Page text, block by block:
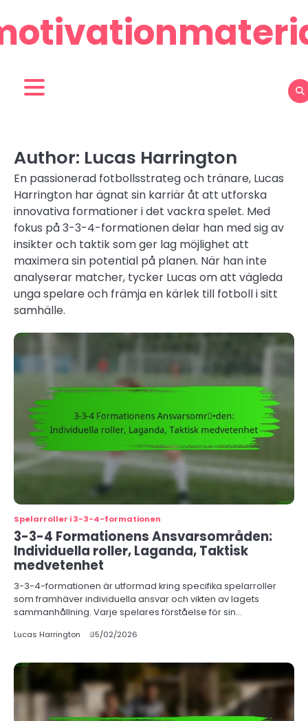
to
content
Author: Lucas Harrington
En passionerad fotbollsstrateg och tränare, Lucas
Harrington har ägnat sin karriär åt att utforska
innovativa formationer i det vackra spelet. Med
fokus på 3-3-4-formationen delar han med sig av
insikter och taktik som ger lag möjlighet att
maximera sin potential på planen. När han inte
analyserar matcher, tycker Lucas om att vägleda
unga spelare och främja en kärlek till fotboll i sitt
samhälle.
Spelarroller i 3-3-4-formationen
3-3-4 Formationens Ansvarsområden:
Individuella roller, Laganda, Taktisk
medvetenhet
3-3-4-formationen är utformad kring specifika spelarroller
som framhäver individuella ansvar och vikten av lagets
sammanhållning. Varje spelares förståelse för sin…
Lucas Harrington 05/02/2026